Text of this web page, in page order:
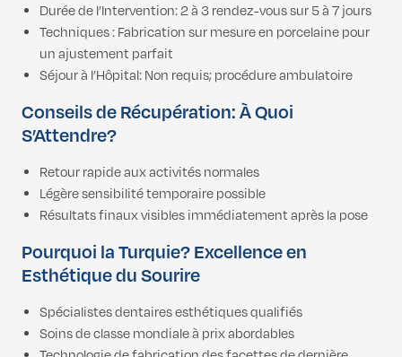
Durée de l’Intervention: 2 à 3 rendez-vous sur 5 à 7 jours
Techniques : Fabrication sur mesure en porcelaine pour
un ajustement parfait
Séjour à l’Hôpital: Non requis; procédure ambulatoire
Conseils de Récupération: À Quoi
S’Attendre?
Retour rapide aux activités normales
Légère sensibilité temporaire possible
Résultats finaux visibles immédiatement après la pose
Pourquoi la Turquie? Excellence en
Esthétique du Sourire
Spécialistes dentaires esthétiques qualifiés
Soins de classe mondiale à prix abordables